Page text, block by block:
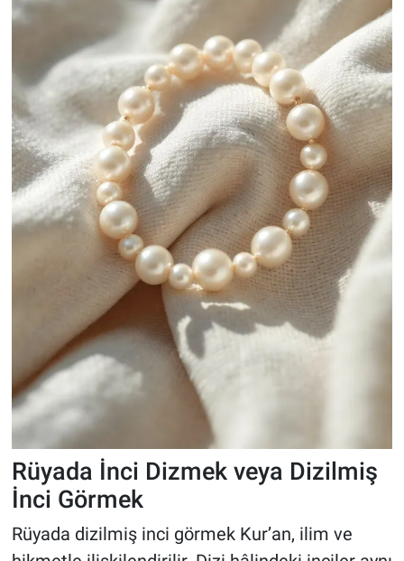
Rüyada İnci Dizmek veya Dizilmiş
İnci Görmek
Rüyada dizilmiş inci görmek Kur’an, ilim ve